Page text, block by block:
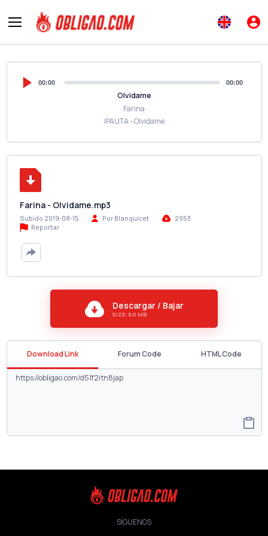
00:00 00:00
Olvidame
Farina
IPAUTA - Olvidame
Farina - Olvidame.mp3
Subido 2019-08-15 Por Blanquicet
2953
Reportar
Descargar / Bajar
SIZE: 8.0 MB
Download Link Forum Code HTML Code
SÍGUENOS